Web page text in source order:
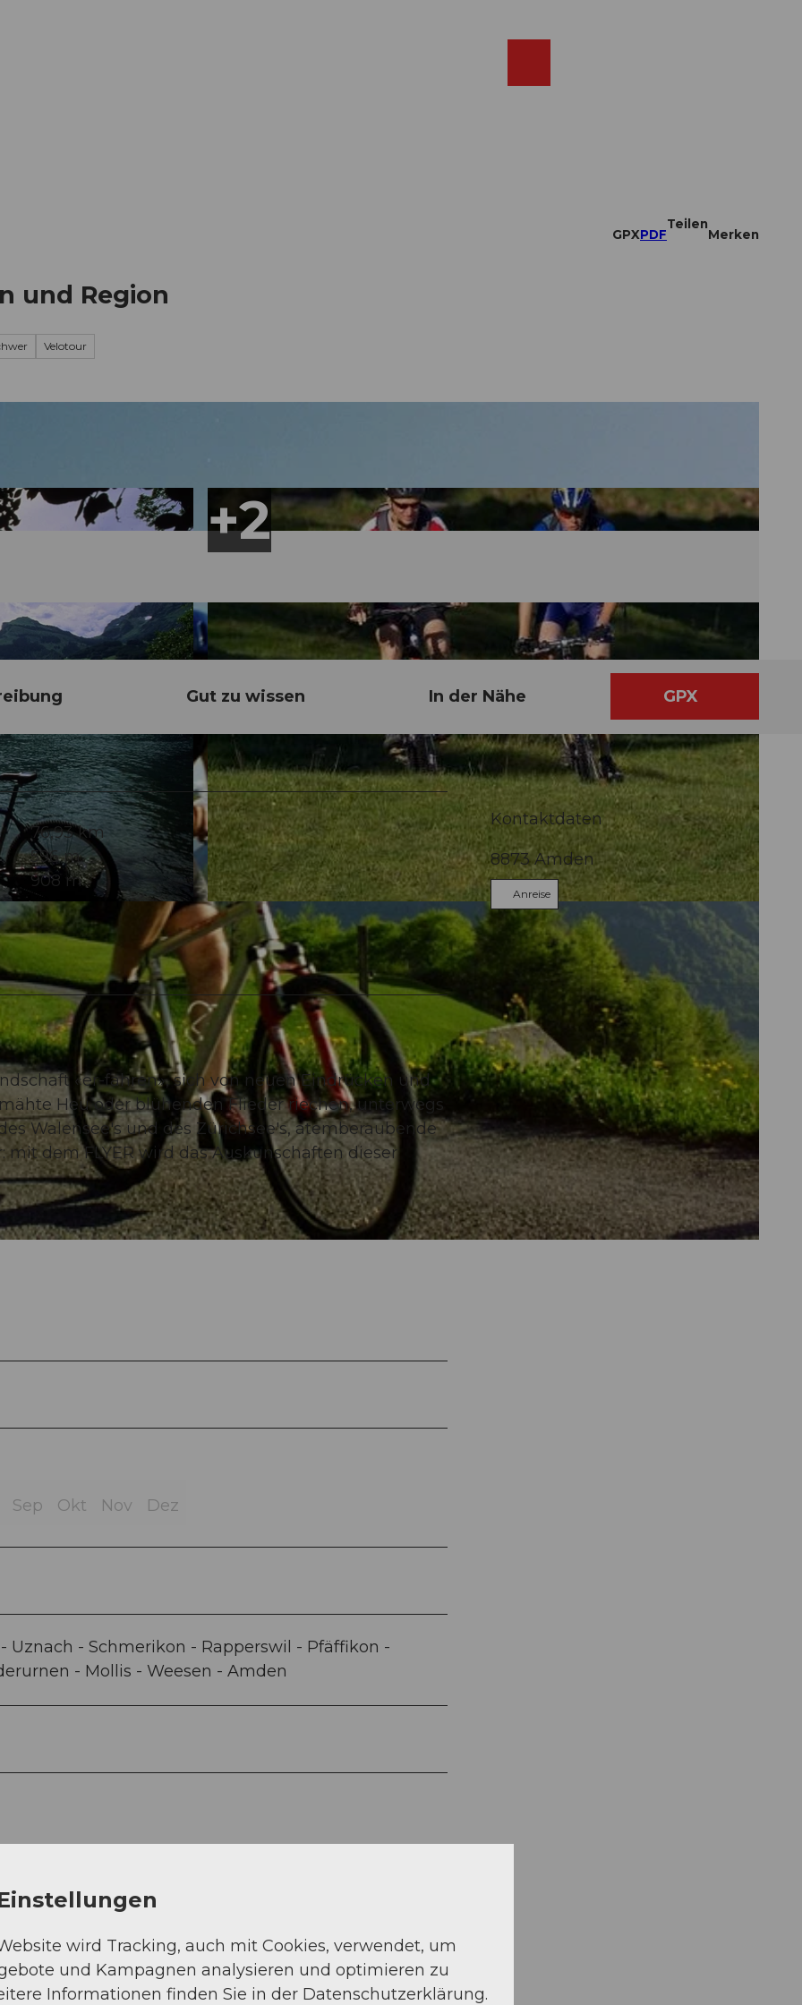
GPXPDF
Teilen
Merken
und Region
Velotour
© Heidiland Tourismus
Gut zu wissen In der Nähe GPX
76,93 km
596 m
908 m
«er-fahren», sich von neuen Eindrücken und
Heu oder blühenden Flieder riechen, unterwegs
Walensee's und des Zürichsee's, atemberaubende
dem FLYER wird das Auskunschaften dieser
Sep Okt Nov Dez
Uznach - Schmerikon - Rapperswil - Pfäffikon -
- Mollis - Weesen - Amden
Kontaktdaten
8873Amden
Anreise
wird Tracking, auch mit Cookies, verwendet, um
und Kampagnen analysieren und optimieren zu
Informationen finden Sie in der Datenschutzerklärung.